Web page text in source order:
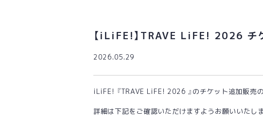
【iLiFE!】TRAVE LiFE! 2026 チ
2026.05.29
iLiFE! 『TRAVE LiFE! 2026 』のチケット追加販売の
詳細は下記をご確認いただけますようお願いいたしま